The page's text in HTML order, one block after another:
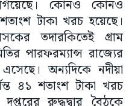
কোনও কোনও
টাকা খরচ হয়েছে।
তদারকিতেই গ্রাম
পারফরম্যান্স রাজ্যের
অন্যদিকে নদীয়া
৪১ শতাংশ টাকা খরচ